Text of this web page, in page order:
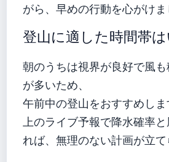
がら、早めの行動を心がけま
登山に適した時間帯
朝のうちは視界が良好で風も
が多いため、
午前中の登山をおすすめしま
上のライブ予報で降水確率
れば、無理のない計画が立て